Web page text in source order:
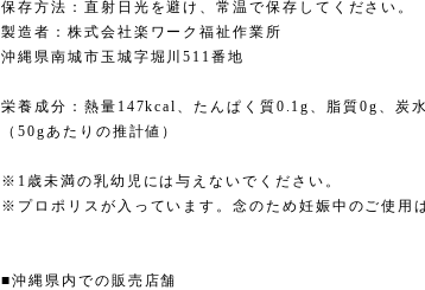
保存方法：直射日光を避け、常温で保存してください。
製造者：株式会社楽ワーク福祉作業所
沖縄県南城市玉城字堀川511番地
栄養成分：熱量147kcal、たんぱく質0.1g、脂質0g、炭
（50gあたりの推計値）
※1歳未満の乳幼児には与えないでください。
※プロポリスが入っています。念のため妊娠中のご使用
■沖縄県内での販売店舗